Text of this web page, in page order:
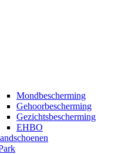
Mondbescherming
Gehoorbescherming
Gezichtsbescherming
EHBO